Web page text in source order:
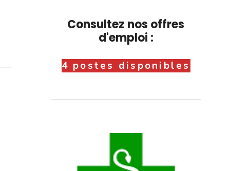
Consultez nos offres
d'emploi :
4 postes disponibles